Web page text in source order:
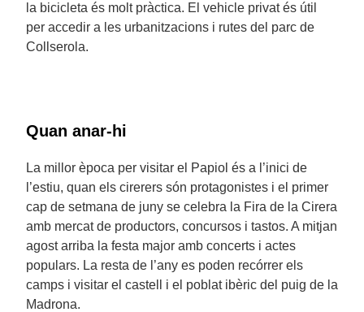
la bicicleta és molt pràctica. El vehicle privat és útil
per accedir a les urbanitzacions i rutes del parc de
Collserola.
Quan anar-hi
La millor època per visitar el Papiol és a l’inici de
l’estiu, quan els cirerers són protagonistes i el primer
cap de setmana de juny se celebra la Fira de la Cirera
amb mercat de productors, concursos i tastos. A mitjan
agost arriba la festa major amb concerts i actes
populars. La resta de l’any es poden recórrer els
camps i visitar el castell i el poblat ibèric del puig de la
Madrona.